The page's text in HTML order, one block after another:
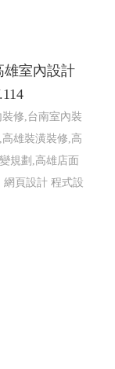
室內設計
修,台南室內裝
雄裝潢裝修,高
規劃,高雄店面
網頁設計 程式設